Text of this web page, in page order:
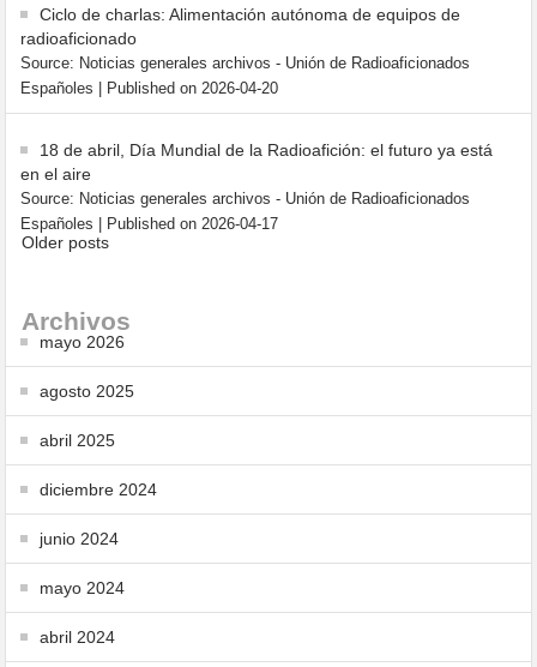
Ciclo de charlas: Alimentación autónoma de equipos de
radioaficionado
Source: Noticias generales archivos - Unión de Radioaficionados
Españoles
Published on 2026-04-20
18 de abril, Día Mundial de la Radioafición: el futuro ya está
en el aire
Source: Noticias generales archivos - Unión de Radioaficionados
Españoles
Published on 2026-04-17
Older posts
Archivos
mayo 2026
agosto 2025
abril 2025
diciembre 2024
junio 2024
mayo 2024
abril 2024